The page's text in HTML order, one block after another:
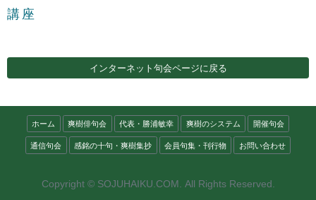
講座
インターネット句会ページに戻る
ホーム 爽樹俳句会 代表・勝浦敏幸 爽樹のシステム 開催句会
通信句会 感銘の十句・爽樹集抄 会員句集・刊行物 お問い合わせ
Copyright © SOJUHAIKU.COM. All Rights Reserved.